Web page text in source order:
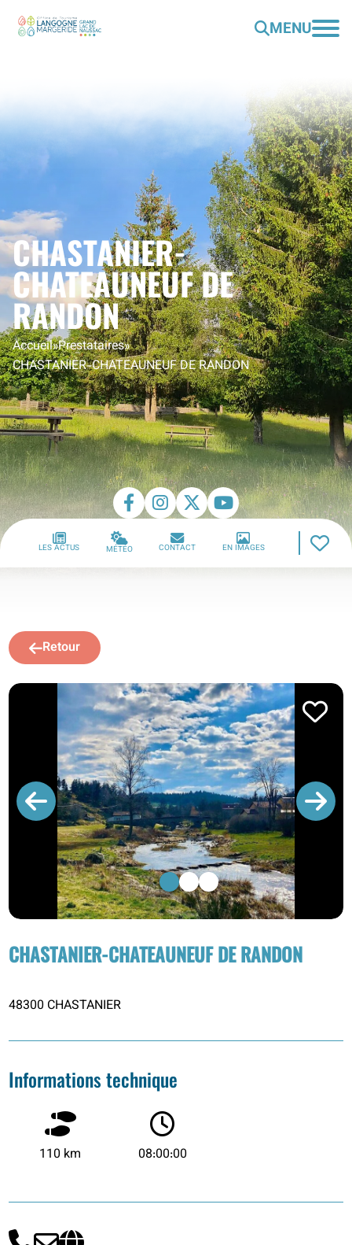
MENU
CHASTANIER-
CHATEAUNEUF DE
RANDON
Accueil»Prestataires»
CHASTANIER-CHATEAUNEUF DE RANDON
LES ACTUS MÉTÉO CONTACT EN IMAGES
Retour
CHASTANIER-CHATEAUNEUF DE RANDON
48300 CHASTANIER
Informations technique
110 km 08:00:00